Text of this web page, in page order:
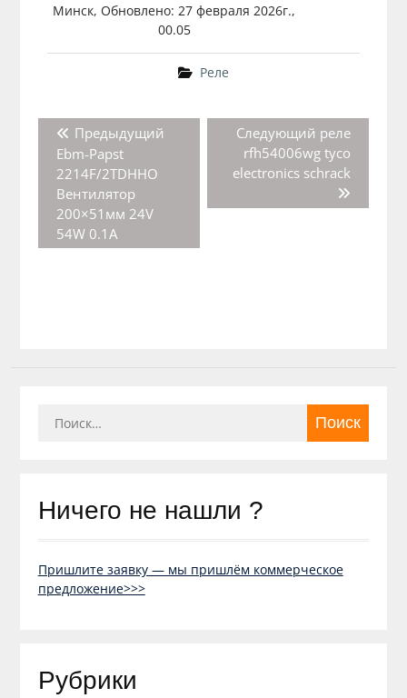
Минск, Обновлено: 27 февраля 2026г.,
00.05
Реле
записям
Предыдущий Предыдущая
Ebm-Papst
2214F/2TDHHO
Вентилятор
200×51мм 24V
54W 0.1A
Следующий Следующая
запись:
реле
rfh54006wg tyco
electronics schrack
Ничего не нашли ?
Пришлите заявку — мы пришлём коммерческое
предложение>>>
Рубрики